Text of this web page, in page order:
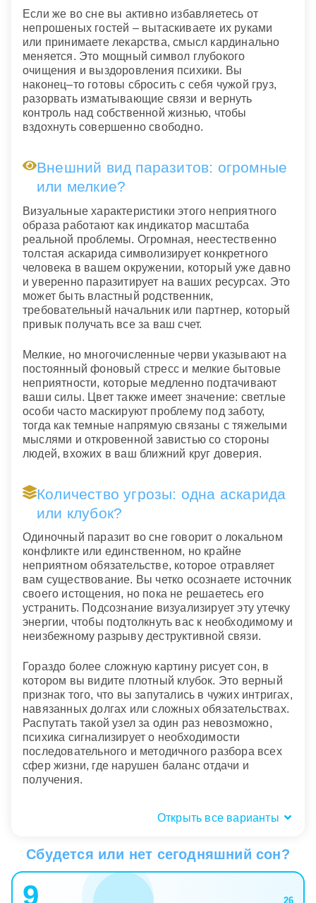
Если же во сне вы активно избавляетесь от
непрошеных гостей – вытаскиваете их руками
или принимаете лекарства, смысл кардинально
меняется. Это мощный символ глубокого
очищения и выздоровления психики. Вы
наконец–то готовы сбросить с себя чужой груз,
разорвать изматывающие связи и вернуть
контроль над собственной жизнью, чтобы
вздохнуть совершенно свободно.
Внешний вид паразитов: огромные
или мелкие?
Визуальные характеристики этого неприятного
образа работают как индикатор масштаба
реальной проблемы. Огромная, неестественно
толстая аскарида символизирует конкретного
человека в вашем окружении, который уже давно
и уверенно паразитирует на ваших ресурсах. Это
может быть властный родственник,
требовательный начальник или партнер, который
привык получать все за ваш счет.
Мелкие, но многочисленные черви указывают на
постоянный фоновый стресс и мелкие бытовые
неприятности, которые медленно подтачивают
ваши силы. Цвет также имеет значение: светлые
особи часто маскируют проблему под заботу,
тогда как темные напрямую связаны с тяжелыми
мыслями и откровенной завистью со стороны
людей, вхожих в ваш ближний круг доверия.
Количество угрозы: одна аскарида
или клубок?
Одиночный паразит во сне говорит о локальном
конфликте или единственном, но крайне
неприятном обязательстве, которое отравляет
вам существование. Вы четко осознаете источник
своего истощения, но пока не решаетесь его
устранить. Подсознание визуализирует эту утечку
энергии, чтобы подтолкнуть вас к необходимому и
неизбежному разрыву деструктивной связи.
Гораздо более сложную картину рисует сон, в
котором вы видите плотный клубок. Это верный
признак того, что вы запутались в чужих интригах,
навязанных долгах или сложных обязательствах.
Распутать такой узел за один раз невозможно,
психика сигнализирует о необходимости
последовательного и методичного разбора всех
сфер жизни, где нарушен баланс отдачи и
получения.
Открыть все варианты
брезгливость или облегчение?
Телесный отклик в подобных сновидениях часто
выходит на первый план. Сильное чувство
Сбудется или нет сегодняшний сон?
9
26